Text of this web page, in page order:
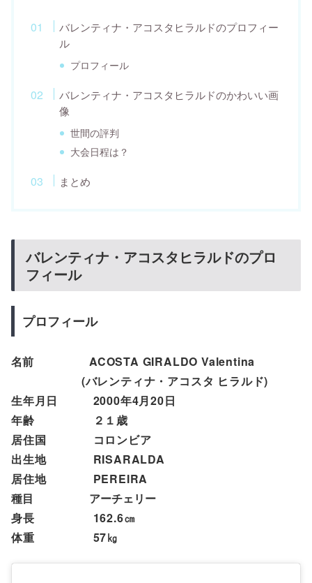
バレンティナ・アコスタヒラルドのプロフィー
ル
プロフィール
バレンティナ・アコスタヒラルドのかわいい画
像
世間の評判
大会日程は？
まとめ
バレンティナ・アコスタヒラルドのプロ
フィール
プロフィール
名前 ACOSTA GIRALDO Valentina
(バレンティナ・アコスタ ヒラルド)
生年月日 2000年4月20日
年齢 ２１歳
居住国 コロンビア
出生地 RISARALDA
居住地 PEREIRA
種目 アーチェリー
身長 162.6㎝
体重 57㎏